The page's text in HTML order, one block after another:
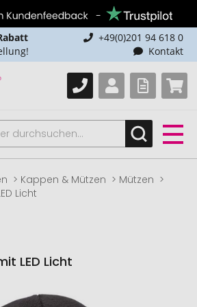
+49(0)201 94 618 0
Kontakt
Kappen & Mützen
Mützen
Licht
LED Licht